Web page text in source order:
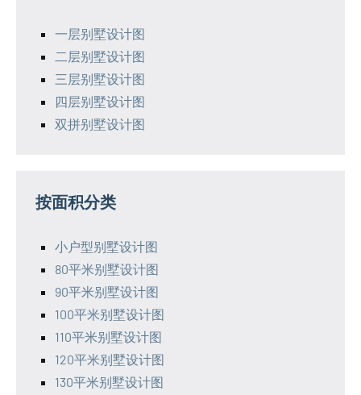
一层别墅设计图
二层别墅设计图
三层别墅设计图
四层别墅设计图
双拼别墅设计图
按面积分类
小户型别墅设计图
80平米别墅设计图
90平米别墅设计图
100平米别墅设计图
110平米别墅设计图
120平米别墅设计图
130平米别墅设计图